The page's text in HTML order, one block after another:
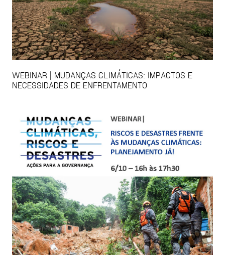
WEBINAR | MUDANÇAS CLIMÁTICAS: IMPACTOS E
NECESSIDADES DE ENFRENTAMENTO